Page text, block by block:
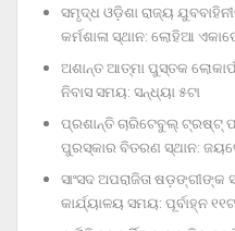
ସମୃଦ୍ଧ ଓଡ଼ିଶା ରାଜ୍ୟ
କର୍ମଶାଳା ସ୍ଥାନ: ଲୋହିଆ
ଅଶାନ୍ତ ଆତ୍ମା ପୁସ୍ତକ
ନିବାସ ସମୟ: ସନ୍ଧ୍ୟା ୫ଟା
ପ୍ରଶାନ୍ତି ଚାରିଟେବୁଲ୍‌ ଟ୍ରଷ୍ଟ୍‌
ପୁରସ୍କାର ବିତରଣ ସ୍ଥାନ:
ସାଂସଦ ଅପରାଜିତା ଷଡ଼ଙ୍ଗୀଙ୍କ
କାର୍ଯ୍ୟାଳୟ ସମୟ: ପୂର୍ବାହ୍ନ